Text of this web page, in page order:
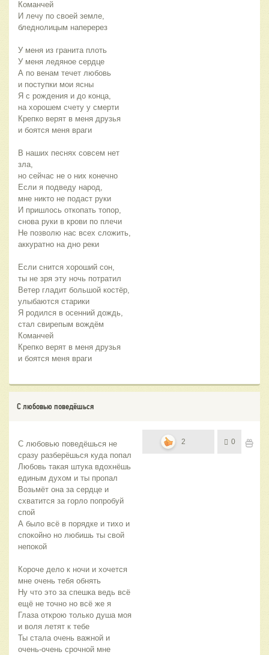
Команчей
И лечу по своей земле,
бледнолицым наперерез
У меня из гранита плоть
У меня ледяное сердце
А по венам течет любовь
и поступки мои ясны
Я с рождения и до конца,
на хорошем счету у смерти
Крепко верят в меня друзья
и боятся меня враги
В наших песнях совсем нет
зла,
но сейчас не о них конечно
Если я подведу народ,
мне никто не подаст руки
И пришлось откопать топор,
снова руки в крови по плечи
Не позволю нас всех сложить,
аккуратно на дно реки
Если снится хороший сон,
ты не зря эту ночь потратил
Ветер гладит большой костёр,
улыбаются старики
Я родился в осенний дождь,
стал свирепым вождём
Команчей
Крепко верят в меня друзья
и боятся меня враги
С любовью поведёшься
С любовью поведёшься не
Любовь такая штука вдохнёшь
единым духом и ты пропал
Возьмёт она за сердце и
схватится за горло попробуй
спой
А было всё в порядке и тихо и
спокойно но любишь ты свой
непокой
Короче дело к ночи и хочется
мне очень тебя обнять
Ну что это за спешка ведь всё
ещё не точно но всё же я
Глаза открою только душа моя
и воля летят к тебе
Ты стала очень важной и
очень-очень срочной мне
2 0